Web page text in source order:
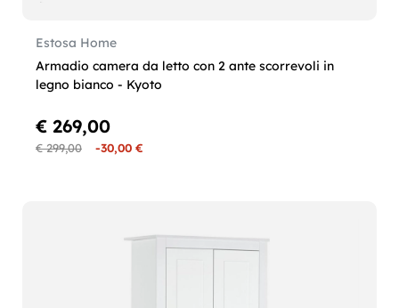
Estosa Home
Armadio camera da letto con 2 ante scorrevoli in
legno bianco - Kyoto
€ 299,00 -30,00 €
€ 269,00